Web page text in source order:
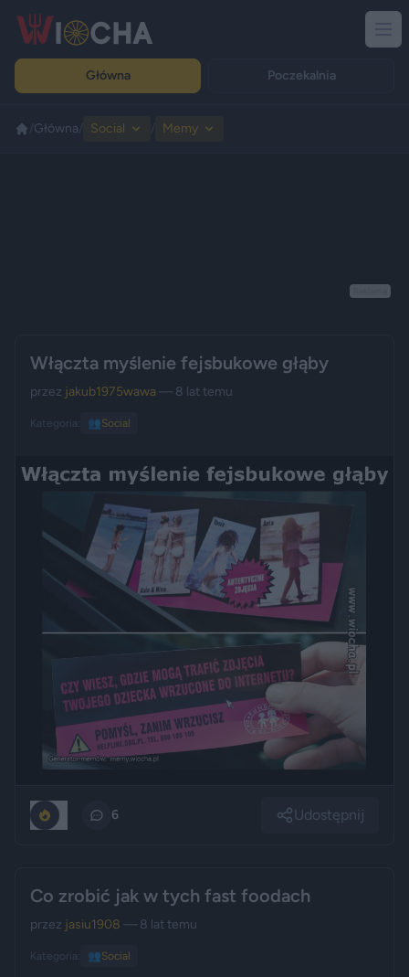
Główna Poczekalnia
Główna Social Memy
Włączta myślenie fejsbukowe głąby
przez jakub1975wawa — 8 lat temu
Kategoria: 👥Social
6 Udostępnij
Co zrobić jak w tych fast foodach
przez jasiu1908 — 8 lat temu
Kategoria: 👥Social